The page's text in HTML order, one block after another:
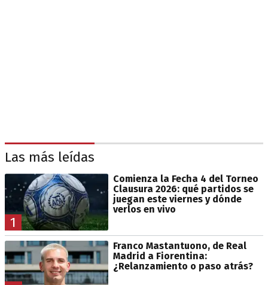
Las más leídas
1
Comienza la Fecha 4 del Torneo
Clausura 2026: qué partidos se
juegan este viernes y dónde
verlos en vivo
Franco Mastantuono, de Real
Madrid a Fiorentina:
¿Relanzamiento o paso atrás?